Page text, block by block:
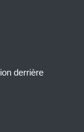
derrière